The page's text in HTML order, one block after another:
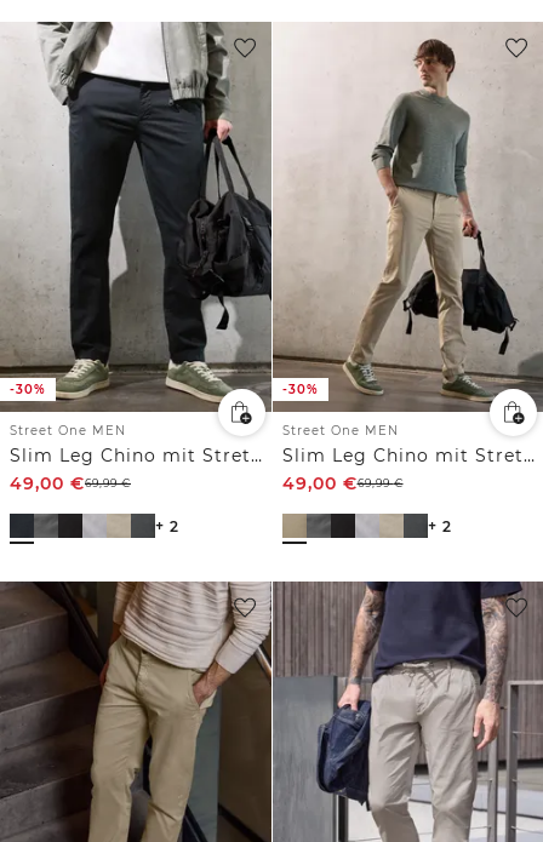
-30%
Street One MEN
Slim Leg Chino mit Stretchbund
49,00 €69,99€
+ 2
-30%
Street One MEN
Slim Leg Chino mit Stretchbund
49,00 €69,99€
+ 2